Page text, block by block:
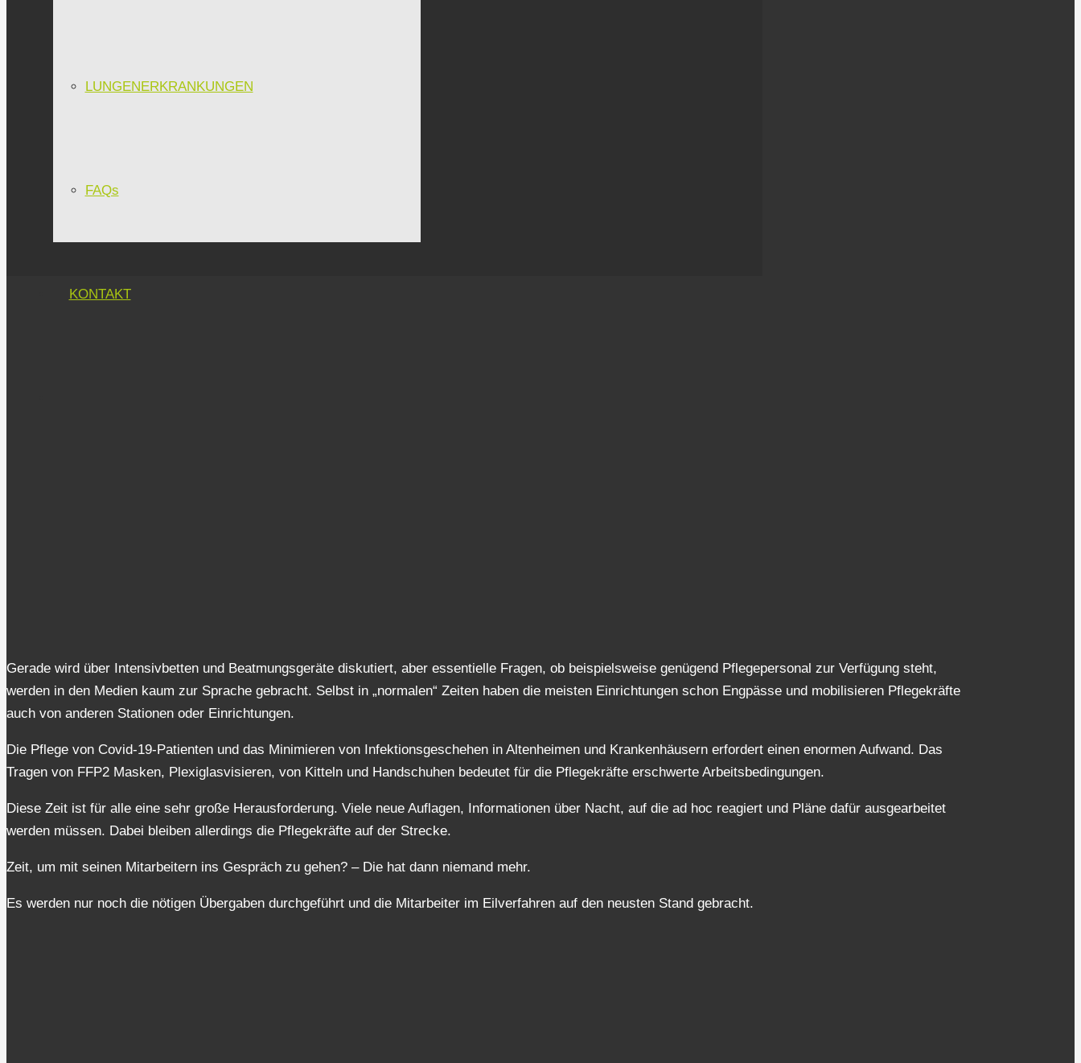
LUNGENERKRANKUNGEN
FAQs
KONTAKT
Gerade wird über Intensivbetten und Beatmungsgeräte diskutiert, aber essentielle Fragen, ob beispielsweise genügend Pflegepersonal zur Verfügung steht,
werden in den Medien kaum zur Sprache gebracht. Selbst in „normalen“ Zeiten haben die meisten Einrichtungen schon Engpässe und mobilisieren Pflegekräfte
auch von anderen Stationen oder Einrichtungen.
Die Pflege von Covid-19-Patienten und das Minimieren von Infektionsgeschehen in Altenheimen und Krankenhäusern erfordert einen enormen Aufwand. Das
Tragen von FFP2 Masken, Plexiglasvisieren, von Kitteln und Handschuhen bedeutet für die Pflegekräfte erschwerte Arbeitsbedingungen.
Diese Zeit ist für alle eine sehr große Herausforderung. Viele neue Auflagen, Informationen über Nacht, auf die ad hoc reagiert und Pläne dafür ausgearbeitet
werden müssen. Dabei bleiben allerdings die Pflegekräfte auf der Strecke.
Zeit, um mit seinen Mitarbeitern ins Gespräch zu gehen? – Die hat dann niemand mehr.
Es werden nur noch die nötigen Übergaben durchgeführt und die Mitarbeiter im Eilverfahren auf den neusten Stand gebracht.